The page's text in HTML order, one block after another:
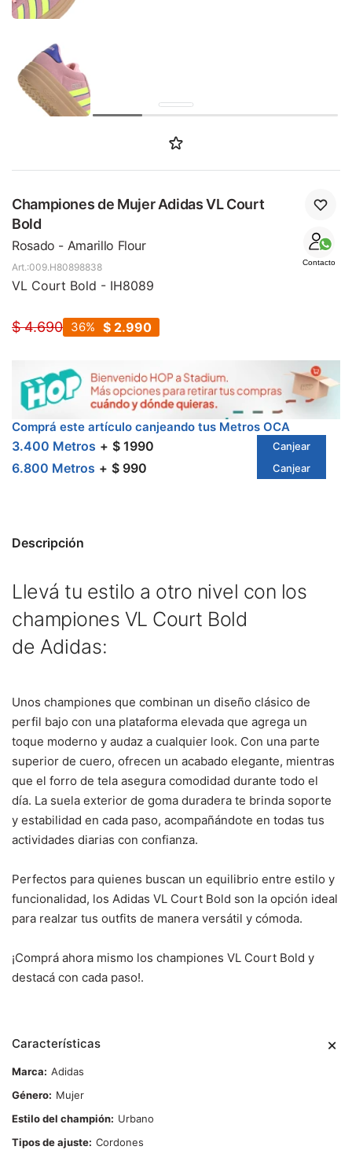
Championes de Mujer Adidas VL Court
Bold
Rosado - Amarillo Flour
Contacto
009.H80898838
VL Court Bold - IH8089
$ 4.690 $ 2.990
36
Comprá este artículo canjeando tus Metros OCA
3.400 Metros $ 1990 Canjear
6.800 Metros $ 990 Canjear
Descripción
Llevá tu estilo a otro nivel con los
championes VL Court Bold
de Adidas:
Unos championes que combinan un diseño clásico de
perfil bajo con una plataforma elevada que agrega un
toque moderno y audaz a cualquier look. Con una parte
superior de cuero, ofrecen un acabado elegante, mientras
que el forro de tela asegura comodidad durante todo el
día. La suela exterior de goma duradera te brinda soporte
y estabilidad en cada paso, acompañándote en todas tus
actividades diarias con confianza.
Perfectos para quienes buscan un equilibrio entre estilo y
funcionalidad, los Adidas VL Court Bold son la opción ideal
para realzar tus outfits de manera versátil y cómoda.
¡Comprá ahora mismo los championes VL Court Bold y
destacá con cada paso!.
Características
Marca
Adidas
Género
Mujer
Estilo del champión
Urbano
Tipos de ajuste Cordones